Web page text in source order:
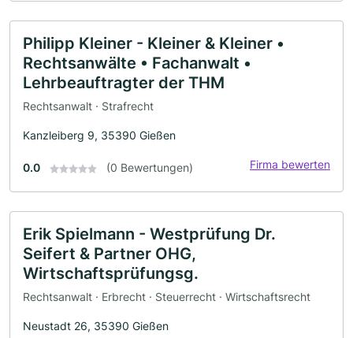
Philipp Kleiner - Kleiner & Kleiner •
Rechtsanwälte • Fachanwalt •
Lehrbeauftragter der THM
Rechtsanwalt · Strafrecht
Kanzleiberg 9, 35390 Gießen
0.0 (0 Bewertungen) Firma bewerten
Erik Spielmann - Westprüfung Dr.
Seifert & Partner OHG,
Wirtschaftsprüfungsg.
Rechtsanwalt · Erbrecht · Steuerrecht · Wirtschaftsrecht
Neustadt 26, 35390 Gießen